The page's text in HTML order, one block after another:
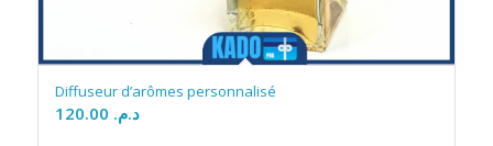
Diffuseur d’arômes personnalisé
د.م.